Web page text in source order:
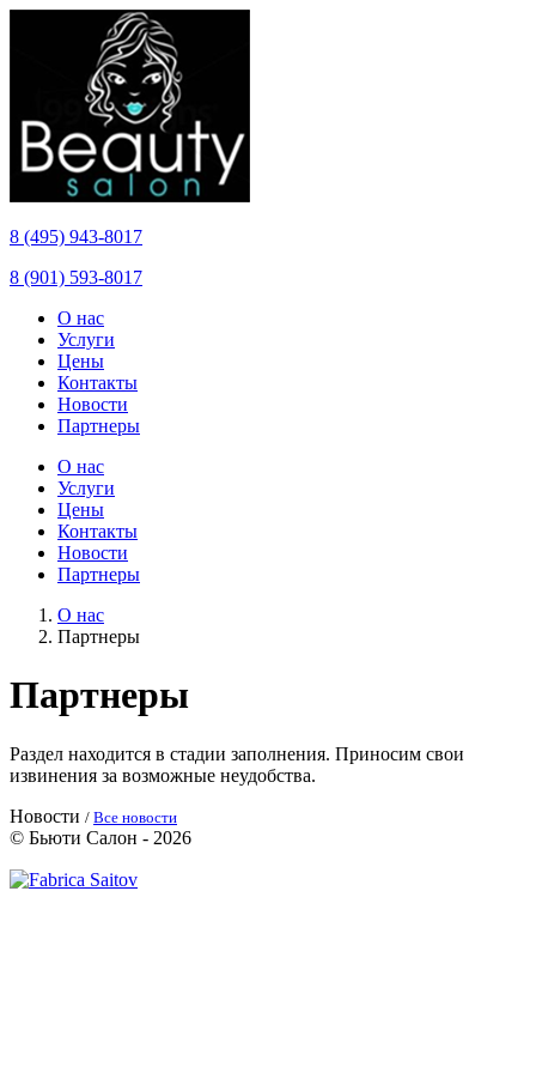
8 (495) 943-8017
8 (901) 593-8017
О нас
Услуги
Цены
Контакты
Новости
Партнеры
О нас
Услуги
Цены
Контакты
Новости
Партнеры
О нас
Партнеры
Партнеры
Раздел находится в стадии заполнения. Приносим свои
извинения за возможные неудобства.
Новости / Все новости
© Бьюти Салон - 2026